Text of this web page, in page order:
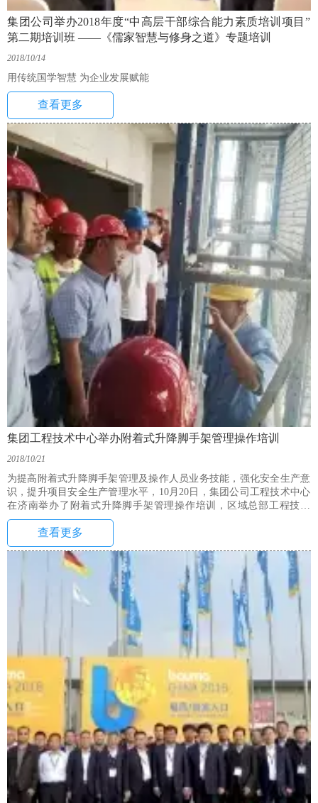
集团公司举办2018年度“中高层干部综合能力素质培训项目”
第二期培训班 ——《儒家智慧与修身之道》专题培训
2018/10/14
用传统国学智慧 为企业发展赋能
查看更多
集团工程技术中心举办附着式升降脚手架管理操作培训
2018/10/21
为提高附着式升降脚手架管理及操作人员业务技能，强化安全生产意
识，提升项目安全生产管理水平，10月20日，集团公司工程技术中心
在济南举办了附着式升降脚手架管理操作培训，区域总部工程技术
部、设备管理公司、项目部等130余人参加了培训。
查看更多